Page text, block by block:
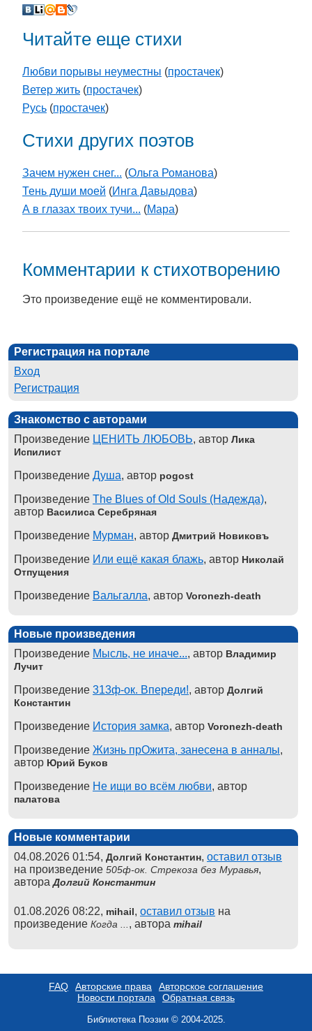
Читайте еще стихи
Любви порывы неуместны (простачек)
Ветер жить (простачек)
Русь (простачек)
Стихи других поэтов
Зачем нужен снег... (Ольга Романова)
Тень души моей (Инга Давыдова)
А в глазах твоих тучи... (Мара)
Комментарии к стихотворению
Это произведение ещё не комментировали.
Регистрация на портале
Вход
Регистрация
Знакомство с авторами
Произведение ЦЕНИТЬ ЛЮБОВЬ, автор Лика
Испилист
Произведение Душа, автор pogost
Произведение The Blues of Old Souls (Надежда),
автор Василиса Серебряная
Произведение Мурман, автор Дмитрий Новиковъ
Произведение Или ещё какая блажь, автор Николай
Отпущения
Произведение Вальгалла, автор Voronezh-death
Новые произведения
Произведение Мысль, не иначе..., автор Владимир
Лучит
Произведение 313ф-ок. Впереди!, автор Долгий
Константин
Произведение История замка, автор Voronezh-death
Произведение Жизнь прОжита, занесена в анналы,
автор Юрий Буков
Произведение Не ищи во всём любви, автор
палатова
Новые комментарии
04.08.2026 01:54, Долгий Константин, оставил отзыв
на произведение 505ф-ок. Стрекоза без Муравья,
автораДолгий Константин
01.08.2026 08:22, mihail, оставил отзыв на
произведение Когда ... , автора mihail
FAQ Авторские права
Авторское соглашение
Новости портала
Обратная связь
Библиотека Поэзии © 2004-2025.